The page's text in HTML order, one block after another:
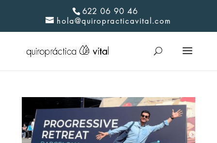
622 06 90 46
hola@quiropracticavital.com